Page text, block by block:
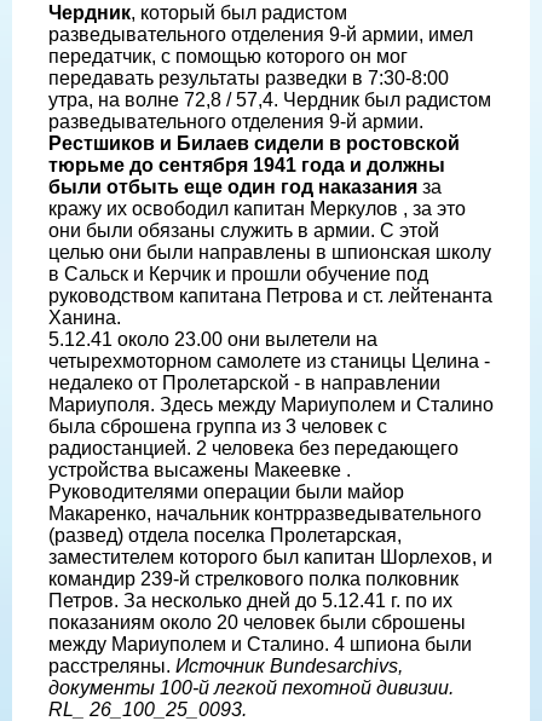
Чердник, который был радистом
разведывательного отделения 9-й армии, имел
передатчик, с помощью которого он мог
передавать результаты разведки в 7:30-8:00
утра, на волне 72,8 / 57,4. Чердник был радистом
разведывательного отделения 9-й армии.
Рестшиков и Билаев сидели в ростовской
тюрьме до сентября 1941 года и должны
были отбыть еще один год наказания за
кражу их освободил капитан Меркулов , за это
они были обязаны служить в армии. С этой
целью они были направлены в шпионская школу
в Сальск и Керчик и прошли обучение под
руководством капитана Петрова и ст. лейтенанта
Ханина.
5.12.41 около 23.00 они вылетели на
четырехмоторном самолете из станицы Целина -
недалеко от Пролетарской - в направлении
Мариуполя. Здесь между Мариуполем и Сталино
была сброшена группа из 3 человек с
радиостанцией. 2 человека без передающего
устройства высажены Макеевке .
Руководителями операции были майор
Макаренко, начальник контрразведывательного
(развед) отдела поселка Пролетарская,
заместителем которого был капитан Шорлехов, и
командир 239-й стрелкового полка полковник
Петров. За несколько дней до 5.12.41 г. по их
показаниям около 20 человек были сброшены
между Мариуполем и Сталино. 4 шпиона были
расстреляны. Источник Bundesarchivs,
документы 100-й легкой пехотной дивизии.
RL_ 26_100_25_0093.